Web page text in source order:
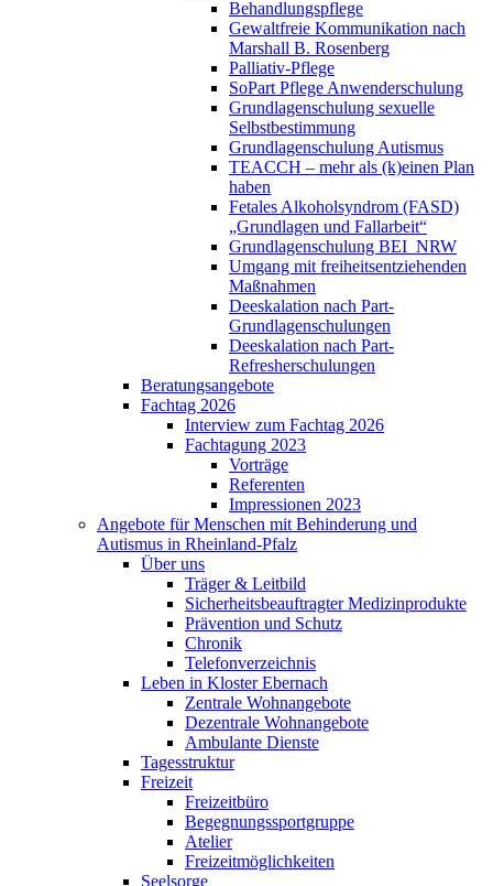
Behandlungspflege
Gewaltfreie Kommunikation nach
Marshall B. Rosenberg
Palliativ-Pflege
SoPart Pflege Anwenderschulung
Grundlagenschulung sexuelle
Selbstbestimmung
Grundlagenschulung Autismus
TEACCH – mehr als (k)einen Plan
haben
Fetales Alkoholsyndrom (FASD)
„Grundlagen und Fallarbeit“
Grundlagenschulung BEI_NRW
Umgang mit freiheitsentziehenden
Maßnahmen
Deeskalation nach Part-
Grundlagenschulungen
Deeskalation nach Part-
Refresherschulungen
Beratungsangebote
Fachtag 2026
Interview zum Fachtag 2026
Fachtagung 2023
Vorträge
Referenten
Impressionen 2023
Angebote für Menschen mit Behinderung und
Autismus in Rheinland-Pfalz
Über uns
Träger & Leitbild
Sicherheitsbeauftragter Medizinprodukte
Prävention und Schutz
Chronik
Telefonverzeichnis
Leben in Kloster Ebernach
Zentrale Wohnangebote
Dezentrale Wohnangebote
Ambulante Dienste
Tagesstruktur
Freizeit
Freizeitbüro
Begegnungssportgruppe
Atelier
Freizeitmöglichkeiten
Seelsorge